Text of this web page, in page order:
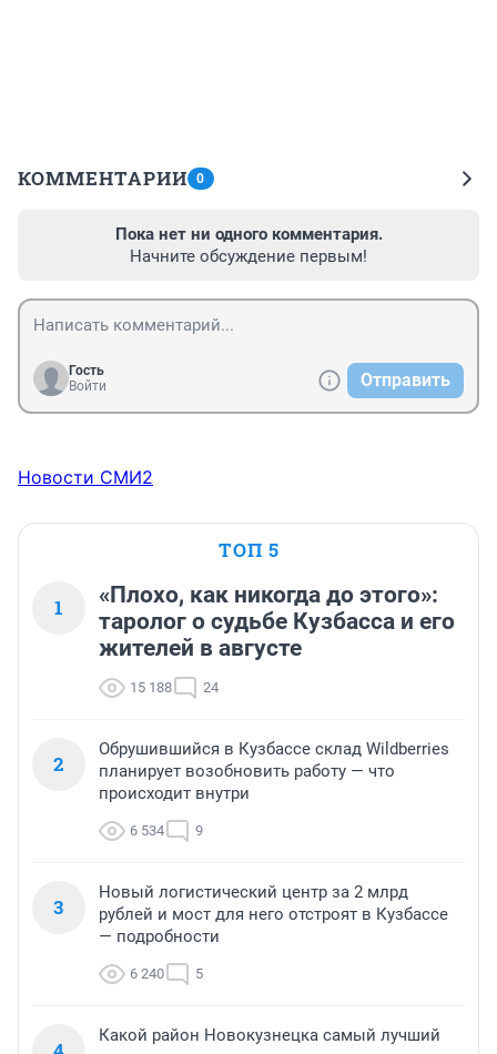
КОММЕНТАРИИ 0
Пока нет ни одного комментария.
Начните обсуждение первым!
Гость
Войти
Отправить
Новости СМИ2
ТОП 5
1
«Плохо, как никогда до этого»:
таролог о судьбе Кузбасса и его
жителей в августе
15 188 24
2
Обрушившийся в Кузбассе склад Wildberries
планирует возобновить работу — что
происходит внутри
6 534 9
3
Новый логистический центр за 2 млрд
рублей и мост для него отстроят в Кузбассе
— подробности
6 240 5
Какой район Новокузнецка самый лучший